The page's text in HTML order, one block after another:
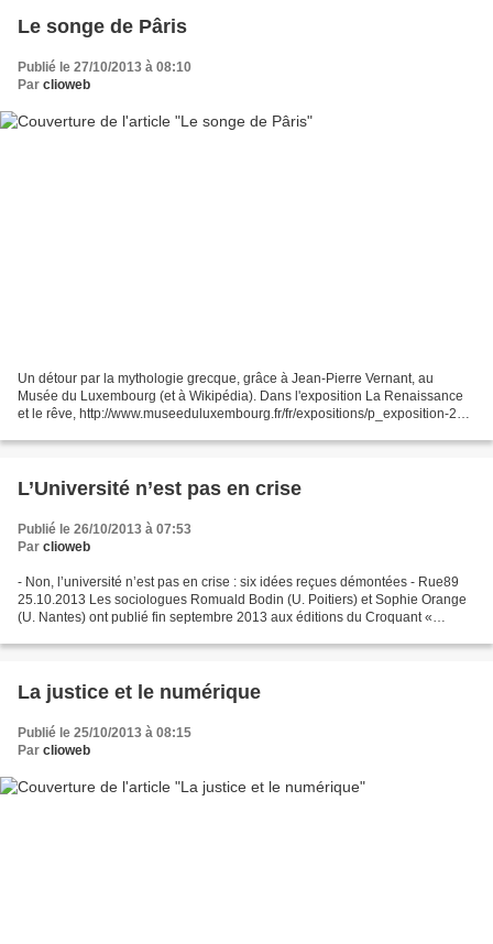
Le songe de Pâris
Publié le 27/10/2013 à 08:10
Par clioweb
Un détour par la mythologie grecque, grâce à Jean-Pierre Vernant, au
Musée du Luxembourg (et à Wikipédia). Dans l'exposition La Renaissance
et le rêve, http://www.museeduluxembourg.fr/fr/expositions/p_exposition-20/
L’Université n’est pas en crise
Publié le 26/10/2013 à 07:53
Par clioweb
- Non, l’université n’est pas en crise : six idées reçues démontées - Rue89
25.10.2013 Les sociologues Romuald Bodin (U. Poitiers) et Sophie Orange
(U. Nantes) ont publié fin septembre 2013 aux éditions du Croquant «
La justice et le numérique
Publié le 25/10/2013 à 08:15
Par clioweb